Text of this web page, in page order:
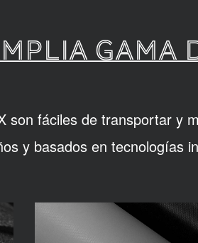
GAMA
son fáciles de transportar y
y basados en tecnologías